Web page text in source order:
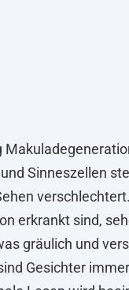
Sinneszellen
erkrankt sind,
gräulich und
Gesichter